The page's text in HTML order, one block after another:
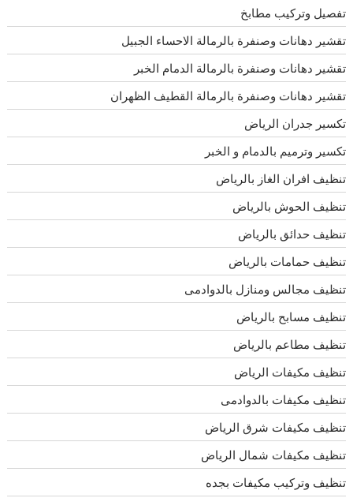
تفصيل وتركيب مطابخ
تقشير دهانات وصنفرة بالرمالة الاحساء الجبيل
تقشير دهانات وصنفرة بالرمالة الدمام الخبر
تقشير دهانات وصنفرة بالرمالة القطيف الظهران
تكسير جدران الرياض
تكسير وترميم بالدمام و الخبر
تنظيف افران الغاز بالرياض
تنظيف الحوش بالرياض
تنظيف حدائق بالرياض
تنظيف حمامات بالرياض
تنظيف مجالس ومنازل بالدوادمى
تنظيف مسابح بالرياض
تنظيف مطاعم بالرياض
تنظيف مكيفات الرياض
تنظيف مكيفات بالدوادمى
تنظيف مكيفات شرق الرياض
تنظيف مكيفات شمال الرياض
تنظيف وتركيب مكيفات بجده